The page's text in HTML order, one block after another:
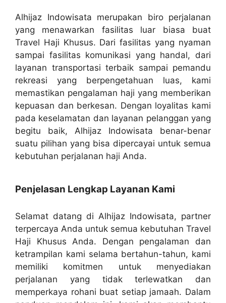
Alhijaz Indowisata merupakan biro perjalanan
yang menawarkan fasilitas luar biasa buat
Travel Haji Khusus. Dari fasilitas yang nyaman
sampai fasilitas komunikasi yang handal, dari
layanan transportasi terbaik sampai pemandu
rekreasi yang berpengetahuan luas, kami
memastikan pengalaman haji yang memberikan
kepuasan dan berkesan. Dengan loyalitas kami
pada keselamatan dan layanan pelanggan yang
begitu baik, Alhijaz Indowisata benar-benar
suatu pilihan yang bisa dipercayai untuk semua
kebutuhan perjalanan haji Anda.
Penjelasan Lengkap Layanan Kami
Selamat datang di Alhijaz Indowisata, partner
terpercaya Anda untuk semua kebutuhan Travel
Haji Khusus Anda. Dengan pengalaman dan
ketrampilan kami selama bertahun-tahun, kami
memiliki komitmen untuk menyediakan
perjalanan yang tidak terlewatkan dan
memperkaya rohani buat setiap jamaah. Dalam